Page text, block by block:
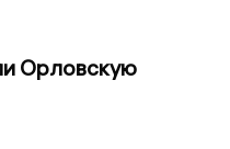
Орловскую